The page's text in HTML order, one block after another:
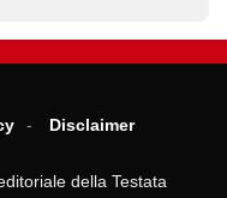
Disclaimer
della Testata